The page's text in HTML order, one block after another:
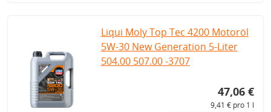
Liqui Moly Top Tec 4200 Motoröl
5W-30 New Generation 5-Liter
504.00 507.00 -3707
47,06 €
9,41 € pro 1 l